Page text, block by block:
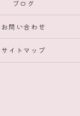
ブログ
お問い合わせ
サイトマップ